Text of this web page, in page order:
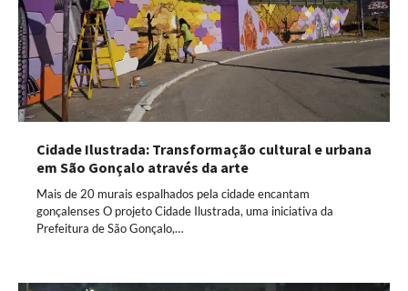
Cidade Ilustrada: Transformação cultural e urbana
em São Gonçalo através da arte
Mais de 20 murais espalhados pela cidade encantam
gonçalenses O projeto Cidade Ilustrada, uma iniciativa da
Prefeitura de São Gonçalo,…